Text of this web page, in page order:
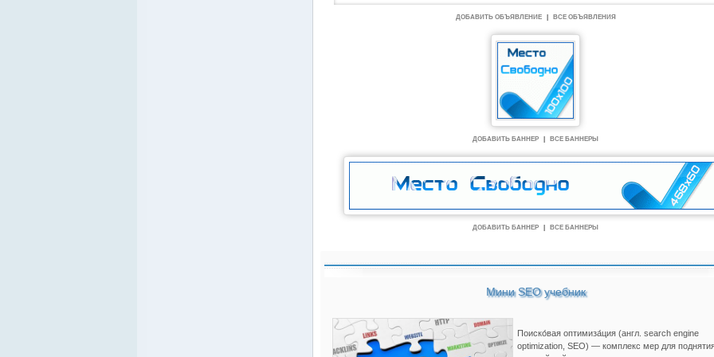
ДОБАВИТЬ ОБЪЯВЛЕНИЕ ВСЕ ОБЪЯВЛЕНИЯ
ДОБАВИТЬ БАННЕР ВСЕ БАННЕРЫ
ДОБАВИТЬ БАННЕР ВСЕ БАННЕРЫ
Мини SEO учебник
Поиско́вая оптимиза́ция (англ. search engine
optimization, SEO) — комплекс мер для